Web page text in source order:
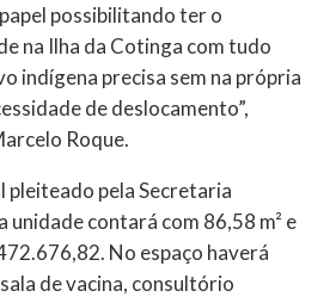
possibilitando ter o
na Ilha da Cotinga com tudo
indígena precisa sem na própria
de deslocamento”,
Roque.
pleiteado pela Secretaria
unidade contará com 86,58 m² e
No espaço haverá
de vacina, consultório